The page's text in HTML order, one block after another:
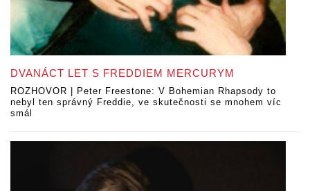
DVANÁCT LET S FREDDIEM MERCURYM
ROZHOVOR | Peter Freestone: V Bohemian Rhapsody to
nebyl ten správný Freddie, ve skutečnosti se mnohem víc
smál